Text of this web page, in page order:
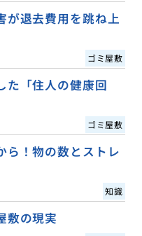
が退去費用を跳ね上
ゴミ屋敷
た「住人の健康回
ゴミ屋敷
ら！物の数とストレ
知識
敷の現実